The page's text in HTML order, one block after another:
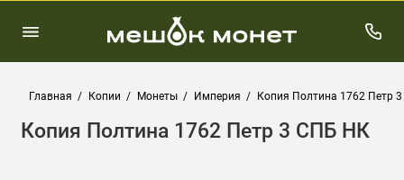
Главная Копии Монеты Империя Копия Полтина 1762 Петр
Копия Полтина 1762 Петр 3 СПБ НК